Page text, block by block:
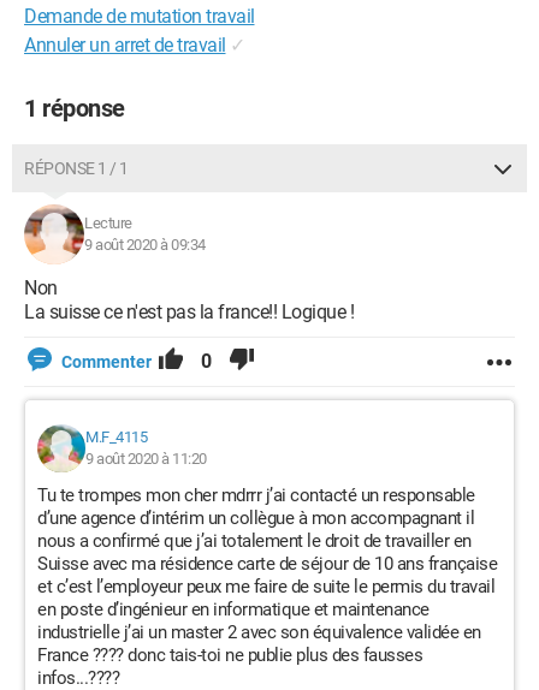
Demande de mutation travail
Annuler un arret de travail ✓
1 réponse
RÉPONSE 1 / 1
Lecture
9 août 2020 à 09:34
Non
La suisse ce n'est pas la france!! Logique !
Commenter 0
M.F_4115
9 août 2020 à 11:20
Tu te trompes mon cher mdrrr j’ai contacté un responsable
d’une agence d’intérim un collègue à mon accompagnant il
nous a confirmé que j’ai totalement le droit de travailler en
Suisse avec ma résidence carte de séjour de 10 ans française
et c’est l’employeur peux me faire de suite le permis du travail
en poste d’ingénieur en informatique et maintenance
industrielle j’ai un master 2 avec son équivalence validée en
France ???? donc tais-toi ne publie plus des fausses
infos...????